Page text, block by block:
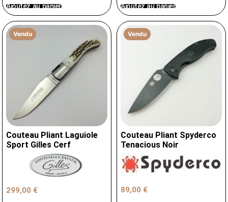
Ajoutez au panier Ajoutez au panier
Vendu
Couteau Pliant Laguiole
Sport Gilles Cerf
299,00 €
Vendu
Couteau Pliant Spyderco
Tenacious Noir
89,00 €